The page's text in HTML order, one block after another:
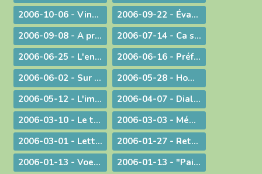
2006-10-06 - Vingt ans déjà !
2006-09-22 - Évangéliser : aller au large !
2006-09-08 - A propos du Liban
2006-07-14 - Ca se passe en France !
2006-06-25 - L'enjeu de toute existence : trouver Le chemin !
2006-06-16 - Préférer le bonheur à la vérité ?
2006-06-02 - Sur les pas de Jean-Paul II
2006-05-28 - Homélie à la messe télévisée à Notre-Dame de Bourg
2006-05-12 - L'immigration
2006-04-07 - Dialogue interreligieux
2006-03-10 - Le trésor de la foi
2006-03-03 - Méditation sur l'Evangile du 4° dimanche de Carême 2006
2006-03-01 - Lettre aux prêtres et aux diacres
2006-01-27 - Retour aux origines
2006-01-13 - Voeux... pour aujourd'hui
2006-01-13 - "Paix sur la terre !"